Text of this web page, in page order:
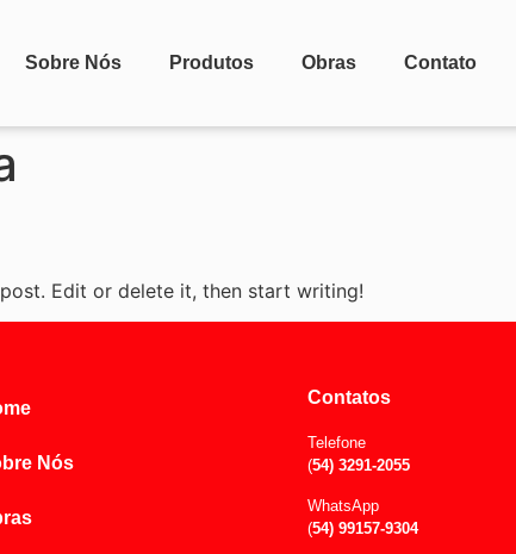
Sobre Nós Produtos Obras Contato
Edit or delete it, then start writing!
Nós
Contatos
Telefone
(54) 3291-2055
WhatsApp
(54) 99157-9304